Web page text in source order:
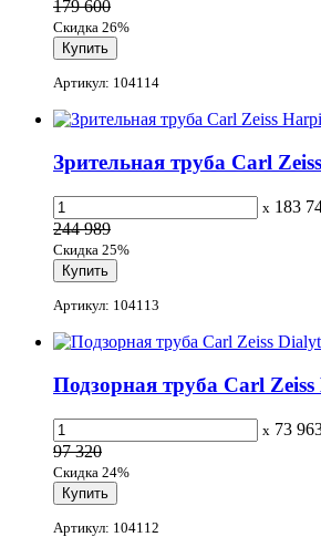
179 600
Скидка 26%
Артикул: 104114
Зрительная труба Carl
x 183
244 989
Скидка 25%
Артикул: 104113
Подзорная труба Carl
x 73
97 320
Скидка 24%
Артикул: 104112